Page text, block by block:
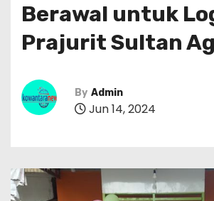
Berawal untuk
Prajurit Sultan
By Admin
Jun 14, 2024